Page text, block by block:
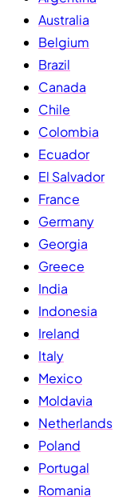
Australia
Belgium
Brazil
Canada
Chile
Colombia
Ecuador
El Salvador
France
Germany
Georgia
Greece
India
Indonesia
Ireland
Italy
Mexico
Moldavia
Netherlands
Poland
Portugal
Romania